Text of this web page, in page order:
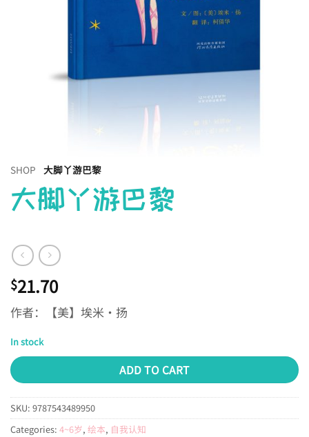
SHOP 大脚丫游巴黎
大脚丫游巴黎
$21.70
作者：【美】埃米·扬
In stock
ADD TO CART
SKU: 9787543489950
Categories: 4~6岁, 绘本, 自我认知